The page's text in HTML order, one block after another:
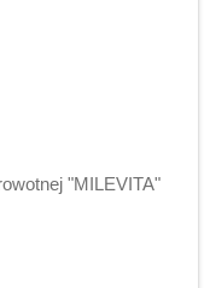
"MILEVITA"